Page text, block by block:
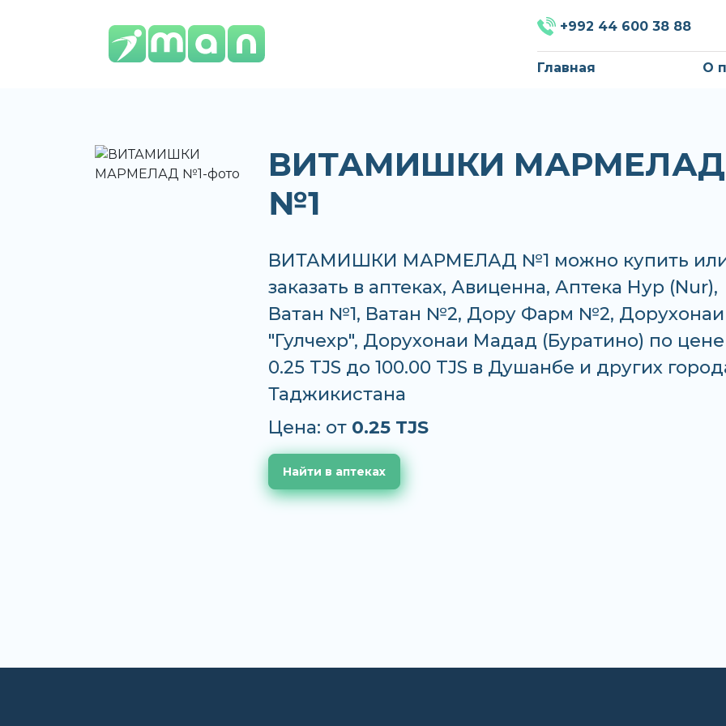
+992 44 600 38 88
Главная О
ВИТАМИШКИ МАРМЕЛАД
№1
ВИТАМИШКИ МАРМЕЛАД №1 можно купить
заказать в аптеках, Авиценна, Аптека Нур (Nur),
Ватан №1, Ватан №2, Дору Фарм №2, Дорухонаи
"Гулчехр", Дорухонаи Мадад (Буратино) по
0.25 TJS до 100.00 TJS в Душанбе и других
Таджикистана
Цена: от 0.25 TJS
Найти в аптеках